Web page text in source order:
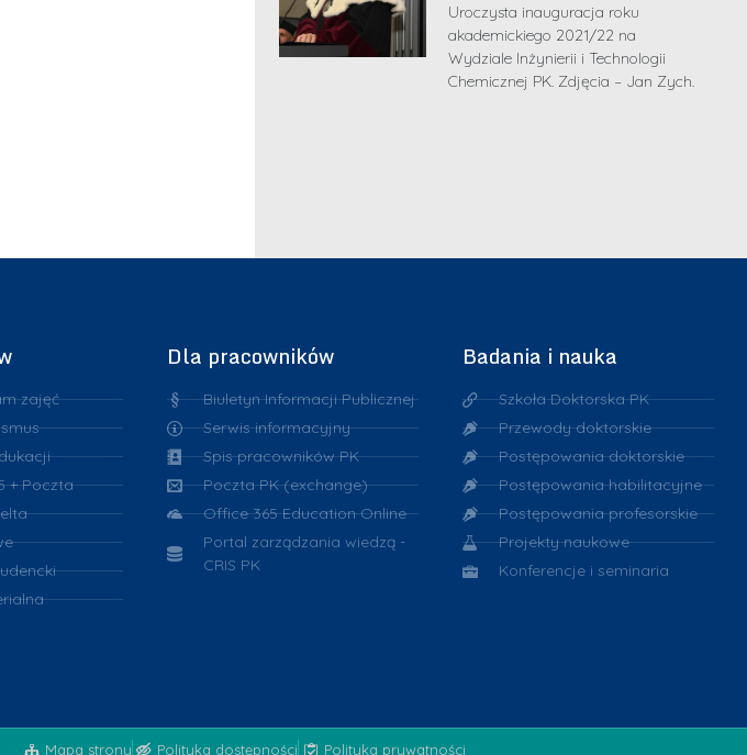
Uroczysta inauguracja roku
akademickiego 2021/22 na
Wydziale Inżynierii i Technologii
Chemicznej PK. Zdjęcia – Jan Zych.
zajęć
+ Poczta
Dla pracowników
Biuletyn Informacji Publicznej
Serwis informacyjny
Spis pracowników PK
Poczta PK (exchange)
Office 365 Education Online
Portal zarządzania wiedzą -
CRIS PK
Badania i nauka
Szkoła Doktorska PK
Przewody doktorskie
Postępowania doktorskie
Postępowania habilitacyjne
Postępowania profesorskie
Projekty naukowe
Konferencje i seminaria
Mapa strony Polityka dostępności Polityka prywatności